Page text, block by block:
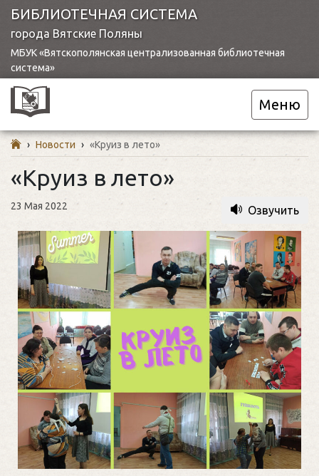
БИБЛИОТЕЧНАЯ СИСТЕМА
города Вятские Поляны
МБУК «Вятскополянская централизованная библиотечная
система»
Меню
› Новости › «Круиз в лето»
«Круиз в лето»
23 Мая 2022 Озвучить